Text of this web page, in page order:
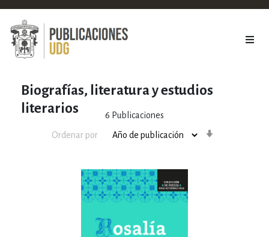
Biografías, literatura y estudios
literarios
6 Publicaciones
Ordenar por